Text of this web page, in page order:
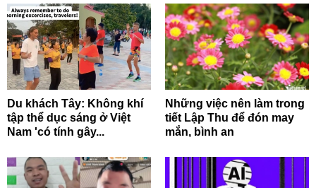
Du khách Tây: Không khí
tập thể dục sáng ở Việt
Nam 'có tính gây...
Những việc nên làm trong
tiết Lập Thu để đón may
mắn, bình an